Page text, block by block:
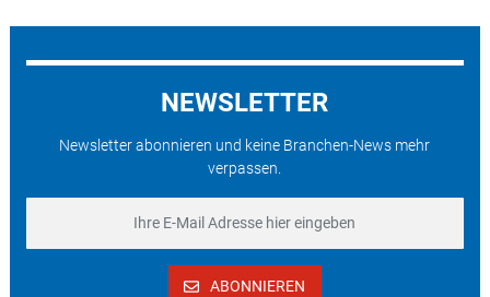
NEWSLETTER
Newsletter abonnieren und keine Branchen-News mehr
verpassen.
ABONNIEREN